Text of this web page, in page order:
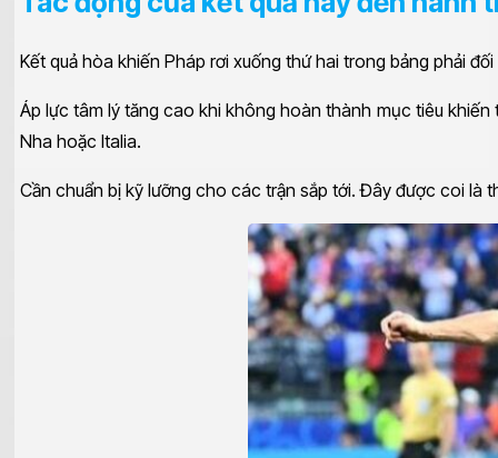
Kết quả hòa khiến Pháp rơi xuống thứ hai trong bảng phải
Áp lực tâm lý tăng cao khi không hoàn thành mục tiêu
Nha hoặc Italia.
Cần chuẩn bị kỹ lưỡng cho các trận sắp tới. Đây được coi là